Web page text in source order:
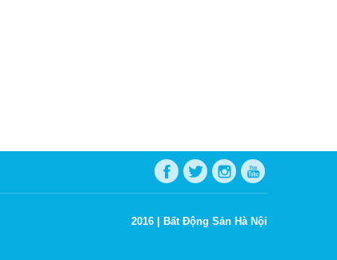
2016 | Bất Động Sản Hà Nội